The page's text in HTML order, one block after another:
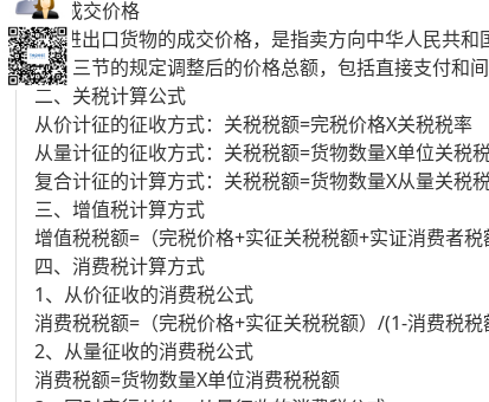
5、成交价格
进出口货物的成交价格，是指卖方向中华人民共和
章第三节的规定调整后的价格总额，包括直接支付和
二、关税计算公式
从价计征的征收方式：关税税额=完税价格X关税税率
从量计征的征收方式：关税税额=货物数量X单位关税
复合计征的计算方式：关税税额=货物数量X从量关税
三、增值税计算方式
增值税税额=（完税价格+实征关税税额+实证消费者
四、消费税计算方式
1、从价征收的消费税公式
消费税税额=（完税价格+实征关税税额）/(1-消费税税
2、从量征收的消费税公式
消费税额=货物数量X单位消费税税额